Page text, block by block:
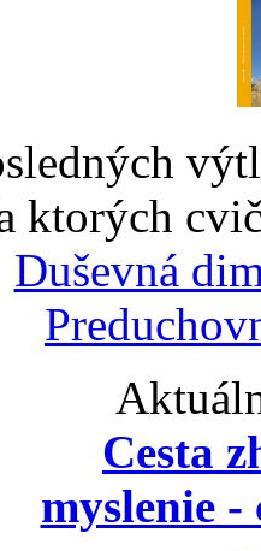
ktorých
Duševná
Cesta
myslenie